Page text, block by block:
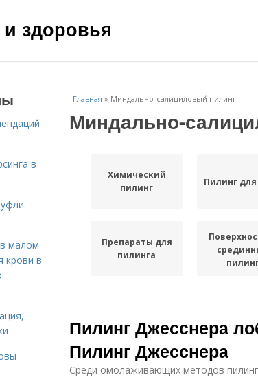
здоровья
Главная » Миндально-салициловый пилинг
Миндально-
Химический
пилинг
Пилинг
Препараты для
пилинга
пилинг
Пилинг Джесснера
Пилинг Джесснера
Среди омолаживающих методов
в
малом
крови в